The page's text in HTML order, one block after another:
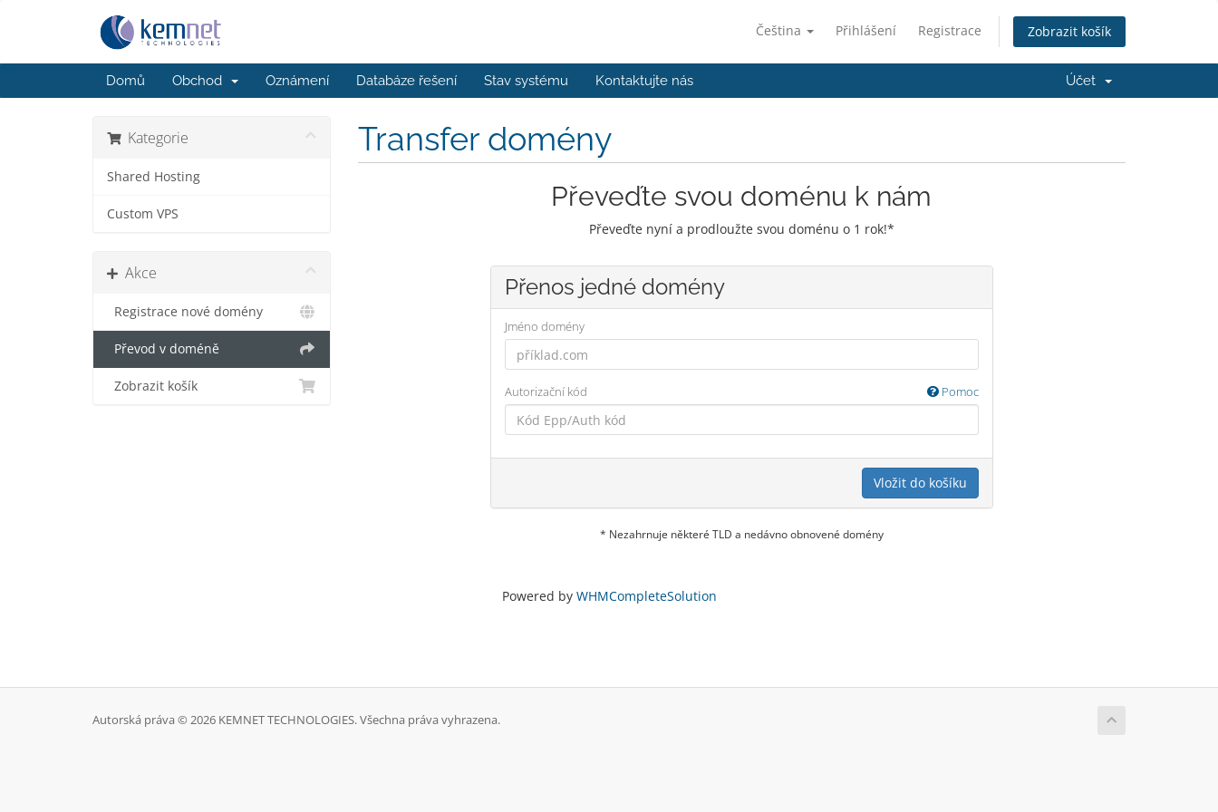
Čeština Přihlášení Registrace Zobrazit košík
Domů Obchod Oznámení Databáze řešení Stav systému Kontaktujte nás Účet
Kategorie
Shared Hosting
Custom VPS
Akce
Registrace nové domény
Převod v doméně
Zobrazit košík
Transfer domény
Převeďte svou doménu k nám
Převeďte nyní a prodloužte svou doménu o 1 rok!*
Přenos jedné domény
Jméno domény
Autorizační kód Pomoc
Vložit do košíku
* Nezahrnuje některé TLD a nedávno obnovené domény
Powered by WHMCompleteSolution
Autorská práva © 2026 KEMNET TECHNOLOGIES. Všechna práva vyhrazena.